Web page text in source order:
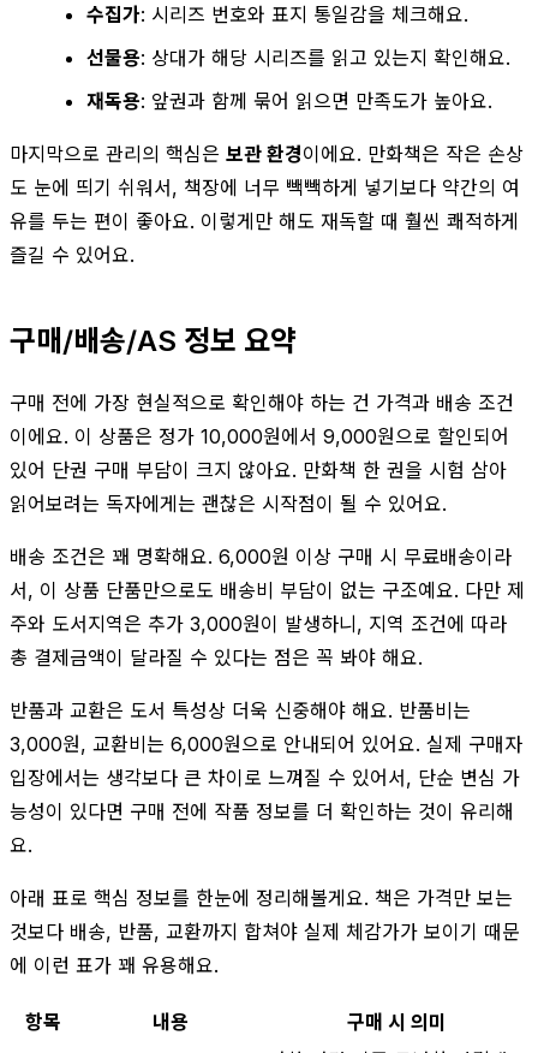
수집가: 시리즈 번호와 표지 통일감을 체크해요.
선물용: 상대가 해당 시리즈를 읽고 있는지 확인해요.
재독용: 앞권과 함께 묶어 읽으면 만족도가 높아요.
마지막으로 관리의 핵심은 보관 환경이에요. 만화책은 작은 손상
도 눈에 띄기 쉬워서, 책장에 너무 빽빽하게 넣기보다 약간의 여
유를 두는 편이 좋아요. 이렇게만 해도 재독할 때 훨씬 쾌적하게
즐길 수 있어요.
구매/배송/AS 정보 요약
구매 전에 가장 현실적으로 확인해야 하는 건 가격과 배송 조건
이에요. 이 상품은 정가 10,000원에서 9,000원으로 할인되어
있어 단권 구매 부담이 크지 않아요. 만화책 한 권을 시험 삼아
읽어보려는 독자에게는 괜찮은 시작점이 될 수 있어요.
배송 조건은 꽤 명확해요. 6,000원 이상 구매 시 무료배송이라
서, 이 상품 단품만으로도 배송비 부담이 없는 구조예요. 다만 제
주와 도서지역은 추가 3,000원이 발생하니, 지역 조건에 따라
총 결제금액이 달라질 수 있다는 점은 꼭 봐야 해요.
반품과 교환은 도서 특성상 더욱 신중해야 해요. 반품비는
3,000원, 교환비는 6,000원으로 안내되어 있어요. 실제 구매자
입장에서는 생각보다 큰 차이로 느껴질 수 있어서, 단순 변심 가
능성이 있다면 구매 전에 작품 정보를 더 확인하는 것이 유리해
요.
아래 표로 핵심 정보를 한눈에 정리해볼게요. 책은 가격만 보는
것보다 배송, 반품, 교환까지 합쳐야 실제 체감가가 보이기 때문
에 이런 표가 꽤 유용해요.
항목 내용
구매 시 의미